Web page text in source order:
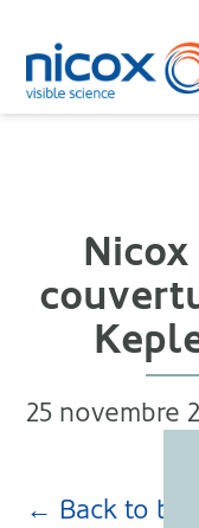
Nicox
25 novembre
← Back to